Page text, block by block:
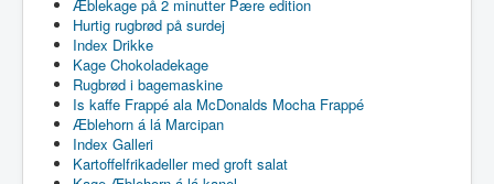
Æblekage på 2 minutter Pære edition
Hurtig rugbrød på surdej
Index Drikke
Kage Chokoladekage
Rugbrød i bagemaskine
Is kaffe Frappé ala McDonalds Mocha Frappé
Æblehorn á lá Marcipan
Index Galleri
Kartoffelfrikadeller med groft salat